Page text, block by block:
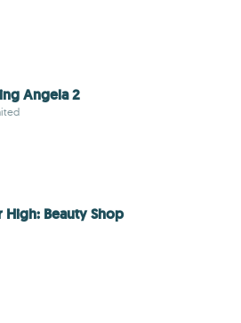
Angela 2
High: Beauty Shop